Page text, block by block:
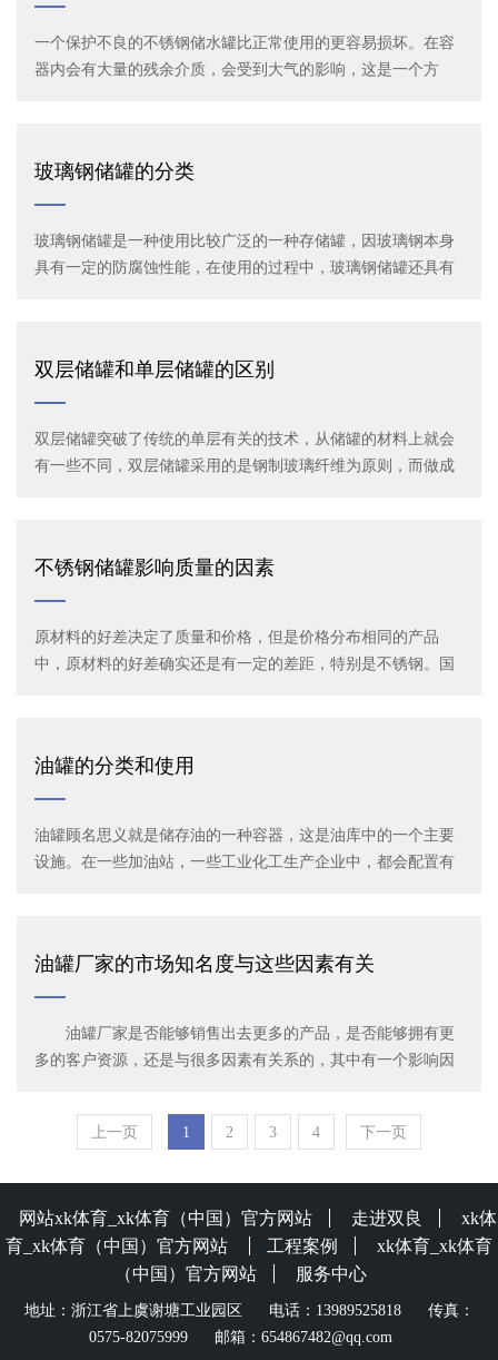
一个保护不良的不锈钢储水罐比正常使用的更容易损坏。在容
器内会有大量的残余介质，会受到大气的影响，这是一个方
玻璃钢储罐的分类
玻璃钢储罐​是一种使用比较广泛的一种存储罐，因玻璃钢本身
具有一定的防腐蚀性能，在使用的过程中，玻璃钢储罐还具有
双层储罐和单层储罐的区别
双层储罐突破了传统的单层有关的技术，从储罐的材料上就会
有一些不同，双层储罐采用的是钢制玻璃纤维为原则，而做成
同的气体环境中。
不锈钢储罐影响质量的因素
原材料的好差决定了质量和价格，但是价格分布相同的产品
中，原材料的好差确实还是有一定的差距，特别是不锈钢。国
油罐的分类和使用
油罐​顾名思义就是储存油的一种容器，这是油库中的一个主要
设施。在一些加油站，一些工业化工生产企业中，都会配置有
油罐厂家的市场知名度与这些因素有关
油罐厂家是否能够销售出去更多的产品，是否能够拥有更
多的客户资源，还是与很多因素有关系的，其中有一个影响因
度又是与哪些因素有关的呢?下面本文就来简单地介绍一下。
上一页
1 2 3 4 下一页
网站xk体育_xk体育（中国）官方网站 走进双良
xk体
育_xk体育（中国）官方网站
工程案例
xk体育_xk体育
（中国）官方网站
服务中心
地址：浙江省上虞谢塘工业园区 电话：13989525818 传真：
0575-82075999 邮箱：654867482@qq.com